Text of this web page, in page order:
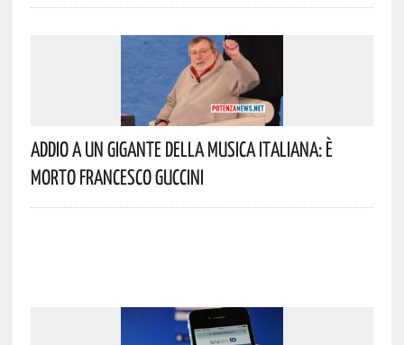
Addio A Un Gigante Della Musica Italiana: È
Morto Francesco Guccini